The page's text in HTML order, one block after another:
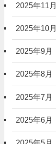
2025年11月
2025年10月
2025年9月
2025年8月
2025年7月
2025年6月